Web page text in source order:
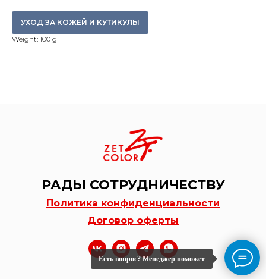
Есть вопрос? Менеджер поможет
УХОД ЗА КОЖЕЙ И КУТИКУЛЫ
Weight: 100 g
РАДЫ СОТРУДНИЧЕСТВУ
Политика конфиденциальности
Договор оферты